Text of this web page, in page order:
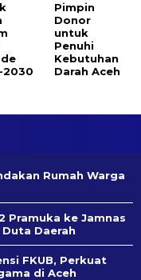
2030
Pimpin
Donor
untuk
Penuhi
Kebutuhan
Darah Aceh
Rumah Warga
Pramuka ke Jamnas
Daerah
FKUB, Perkuat
di Aceh